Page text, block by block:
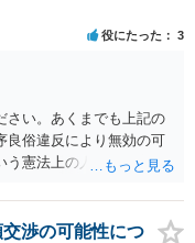
、相手も納得できるか
記載の内容からは判断
で合意することはリス
算条項を記載するべき
に対する回答は以上で
して、お近くの弁護士に
イス等を求めることを
れば幸いです。
役にたった 3
さい。あくまでも上記の
良俗違反により無効の可
う憲法上の人権を侵害し
ださい。
渉の可能性につ